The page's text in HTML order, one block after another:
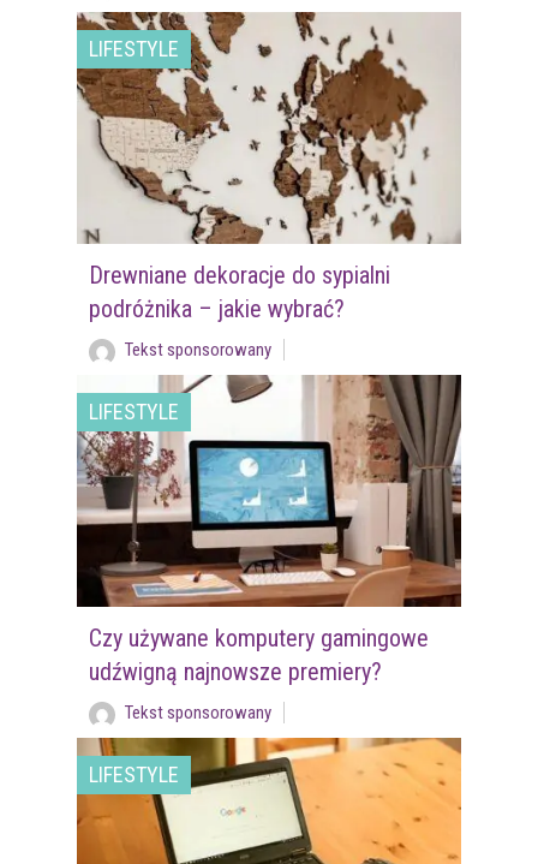
LIFESTYLE
Drewniane dekoracje do sypialni
podróżnika – jakie wybrać?
Tekst sponsorowany
LIFESTYLE
Czy używane komputery gamingowe
udźwigną najnowsze premiery?
Tekst sponsorowany
LIFESTYLE